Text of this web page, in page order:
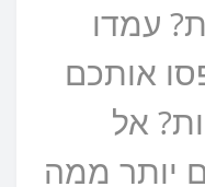
עמדו
אותכם
אל
יותר ממה